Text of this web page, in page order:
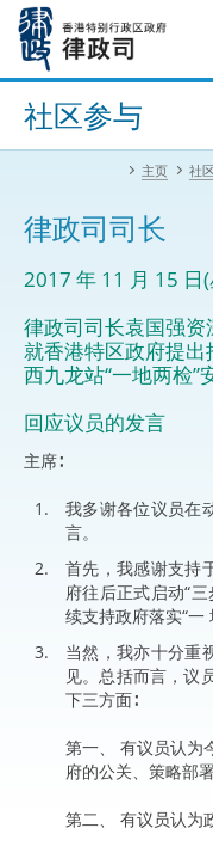
内
进阶搜寻
社区参与
主页 社
律政司司长
2017 年 11 月 15 日
律政司司长袁国强资
就香港特区政府提
西九龙站“一地两检”
回应议员的发言
主席∶
我多谢各位议员在
言。
首先，我感谢支持
府往后正式启动“
续支持政府落实“一
当然，我亦十分重
见。总括而言，议
下三方面∶
第一、 有议员认为
府的公关、策略部
第二、 有议员认为